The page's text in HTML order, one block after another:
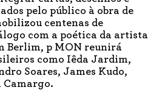
pelo público à obra de
centenas de
com a poética da artista
Berlim, p MON reunirá
como Iêda Jardim,
Soares, James Kudo,
Camargo.